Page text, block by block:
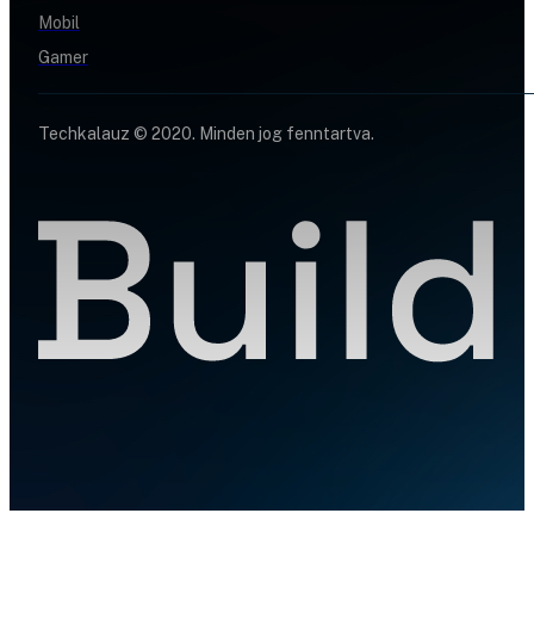
Mobil
Gamer
Techkalauz © 2020. Minden jog fenntartva.